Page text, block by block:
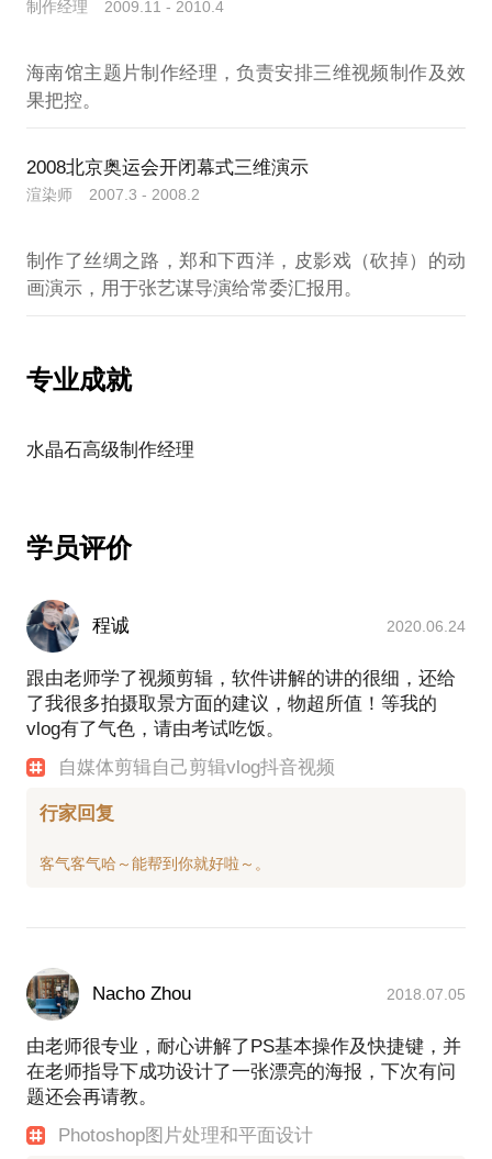
制作经理 2009.11 - 2010.4
海南馆主题片制作经理，负责安排三维视频制作及效
2008北京奥运会开闭幕式三维演示
渲染师 2007.3 - 2008.2
制作了丝绸之路，郑和下西洋，皮影戏（砍掉）的动
专业成就
水晶石高级制作经理
学员评价
程诚 2020.06.24
跟由老师学了视频剪辑，软件讲解的讲的很细，还给
了我很多拍摄取景方面的建议，物超所值！等我的
vlog有了气色，请由考试吃饭。
自媒体剪辑自己剪辑vlog抖音视频
行家回复
Nacho Zhou 2018.07.05
由老师很专业，耐心讲解了PS基本操作及快捷键，并
在老师指导下成功设计了一张漂亮的海报，下次有问
题还会再请教。
Photoshop图片处理和平面设计